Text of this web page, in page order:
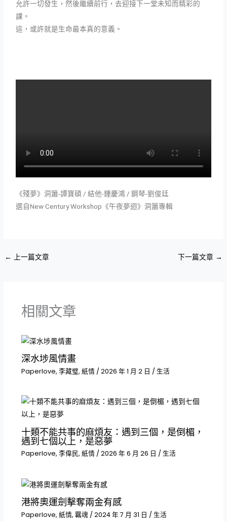
允許一切發生，然後繼續前行，去迎接下一堂未知而精彩的
課。
這，或許就是生命最本真的意義。
《殘夢》洞簫-譚寶碩 / 結他-鍾慶鴻 / 鋼琴-劉俊廷
選自New Century Workshop《午夜夢迴》洞簫專輯
← 上一篇文章 下一篇文章 →
相關文章
深水埗風情畫
Paperlove, 李藏璧, 紙情/ 2026 年 1 月 2 日 / 生活
十類不能共事的麻煩友：遇到三個，是倒楣，
遇到七個以上，是惡夢
Paperlove, 李偉民, 紙情/ 2026 年 6 月 26 日 / 生活
港將奧運劍擊奪兩金有感
Paperlove, 紙情, 羈魂 / 2024 年 7 月 31 日 / 生活